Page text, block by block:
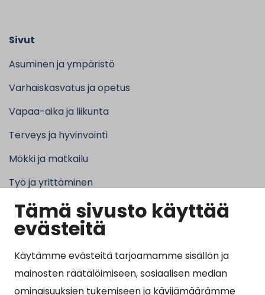
Tämä sivusto käyttää
evästeitä
Käytämme evästeitä tarjoamamme sisällön ja
mainosten räätälöimiseen, sosiaalisen median
ominaisuuksien tukemiseen ja kävijämäärämme
Sivut
Asuminen ja ympäristö
Varhaiskasvatus ja opetus
Vapaa-aika ja liikunta
Terveys ja hyvinvointi
Mökki ja matkailu
Työ ja yrittäminen
Kunta ja hallinto
Suosituimmat sivut